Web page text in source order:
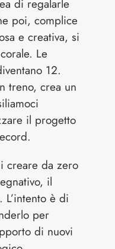
di regalarle
poi, complice
e creativa, si
Le
12.
treno, crea un
il progetto
creare da zero
il
è di
per
di nuovi